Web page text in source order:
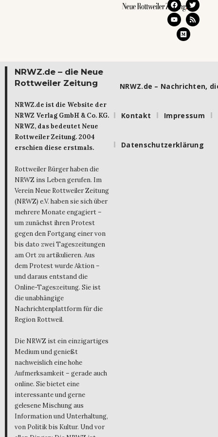
NRWZ.de – die Neue
Rottweiler Zeitung
NRWZ.de ist die Website der
NRWZ Verlag GmbH & Co. KG.
NRWZ, das bedeutet Neue
Rottweiler Zeitung. 2004
erschien diese erstmals.
Rottweiler Bürger haben die
NRWZ ins Leben gerufen. Im
Verein Neue Rottweiler Zeitung
(NRWZ) e.V. haben sie sich über
mehrere Monate engagiert –
um zunächst ihren Protest
gegen den Fortgang einer von
bis dato zwei Tageszeitungen
am Ort zu artikulieren. Aus
dem Protest wurde Aktion –
und daraus entstand die
Online-Tageszeitung. Sie ist
die unabhängige
Nachrichtenplattform für die
Region Rottweil.
Die NRWZ ist ein einzigartiges
Medium und genießt
nachweislich eine hohe
Aufmerksamkeit – gerade auch
online. Sie bietet eine
interessante und gerne
gelesene Mischung aus
Information und Unterhaltung,
von Politik bis Kultur. Und vor
NRWZ.de – Nachrichten,
Kontakt Impressum
Datenschutzerklärung